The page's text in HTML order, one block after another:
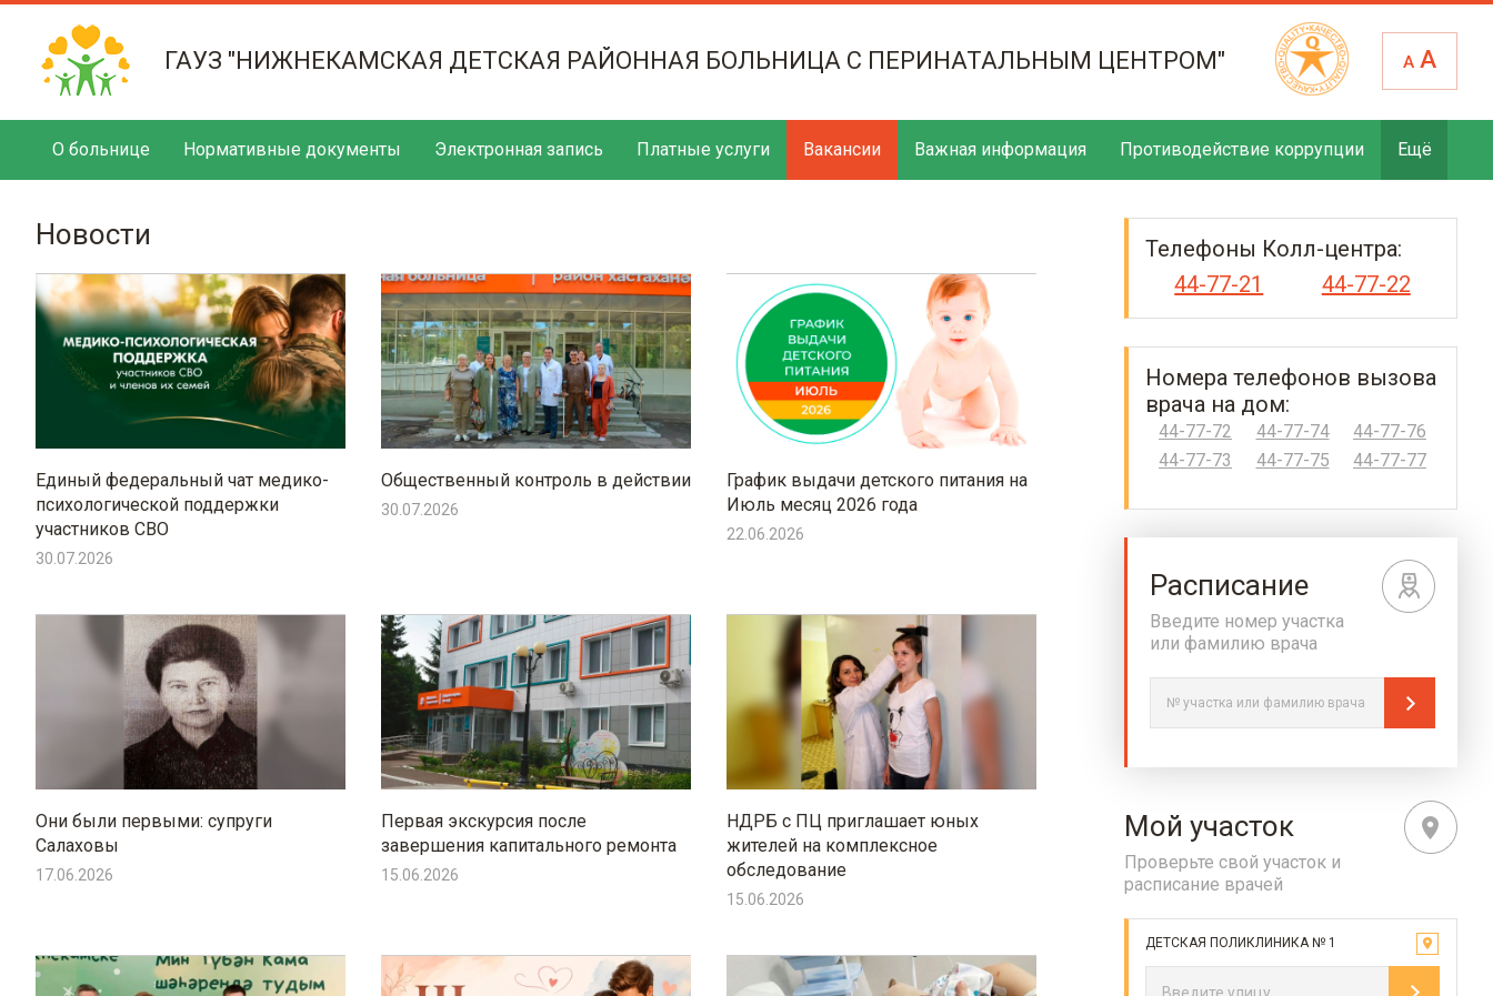
ГАУЗ "НИЖНЕКАМСКАЯ ДЕТСКАЯ РАЙОННАЯ БОЛЬНИЦА С ПЕРИНАТАЛЬНЫМ ЦЕНТРОМ" А А
О больнице Нормативные документы Электронная запись Платные услуги Вакансии Важная информация Противодействие коррупции Ещё
Новости
Единый федеральный чат медико-
психологической поддержки
участников СВО
30.07.2026
Общественный контроль в действии
30.07.2026
График выдачи детского питания на
Июль месяц 2026 года
22.06.2026
Они были первыми: супруги
Салаховы
17.06.2026
Первая экскурсия после
завершения капитального ремонта
15.06.2026
НДРБ с ПЦ приглашает юных
жителей на комплексное
обследование
15.06.2026
Телефоны Колл-центра:
44-77-21
44-77-22
Номера телефонов вызова
врача на дом:
44-77-72
44-77-73
44-77-74
44-77-75
44-77-76
44-77-77
Расписание
Введите номер участка
или фамилию врача
Мой участок
Проверьте свой участок и
расписание врачей
ДЕТСКАЯ ПОЛИКЛИНИКА № 1